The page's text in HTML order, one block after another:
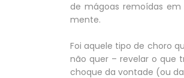
de mágoas remoídas
mente.
Foi aquele tipo de choro
não quer – revelar o que
choque da vontade (ou